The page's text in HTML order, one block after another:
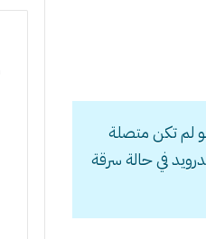
لم تكن متصلة
في حالة سرقة